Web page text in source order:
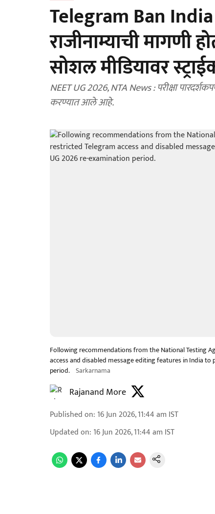
Telegram Ban India :
राजीनाम्याची मागणी
सोशल मीडियावर
NEET UG 2026, NTA News : परीक्षा
करण्यात आले आहे.
Following recommendations from the National Testing
access and disabled message editing features in India
period. Sarkarnama
Rajanand More
Published on: 16 Jun 2026, 11:44 am IST
Updated on: 16 Jun 2026, 11:44 am IST